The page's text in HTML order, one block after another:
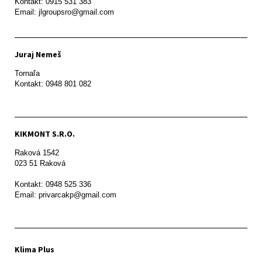
Email: jlgroupsro@gmail.com
Juraj Nemeš
Tornaľa
Kontakt: 0948 801 082
KIKMONT S.R.O.
Raková 1542
023 51 Raková
Kontakt: 0948 525 336
Email: privarcakp@gmail.com
Klima Plus